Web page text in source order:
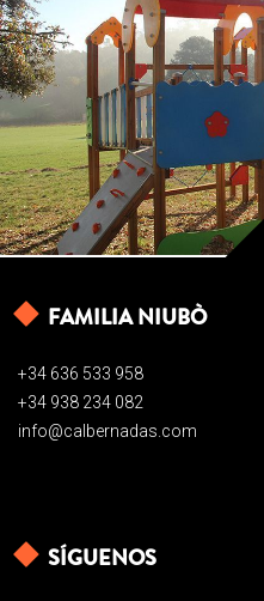
FAMILIA NIUBÒ
+34 636 533 958
+34 938 234 082
info@calbernadas.com
SÍGUENOS